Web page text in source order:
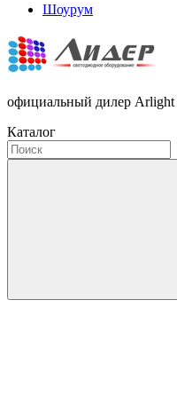
Шоурум
официальный дилер Arlight
Каталог